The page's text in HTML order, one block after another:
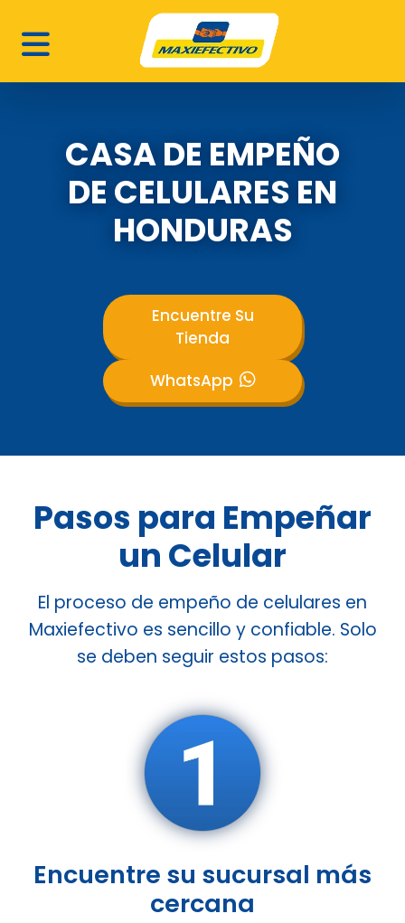
CASA DE EMPEÑO
DE CELULARES EN
HONDURAS
Encuentre Su
Tienda
WhatsApp
Pasos para Empeñar
un Celular
El proceso de empeño de celulares en
Maxiefectivo es sencillo y confiable. Solo
se deben seguir estos pasos:
Encuentre su sucursal más
cercana